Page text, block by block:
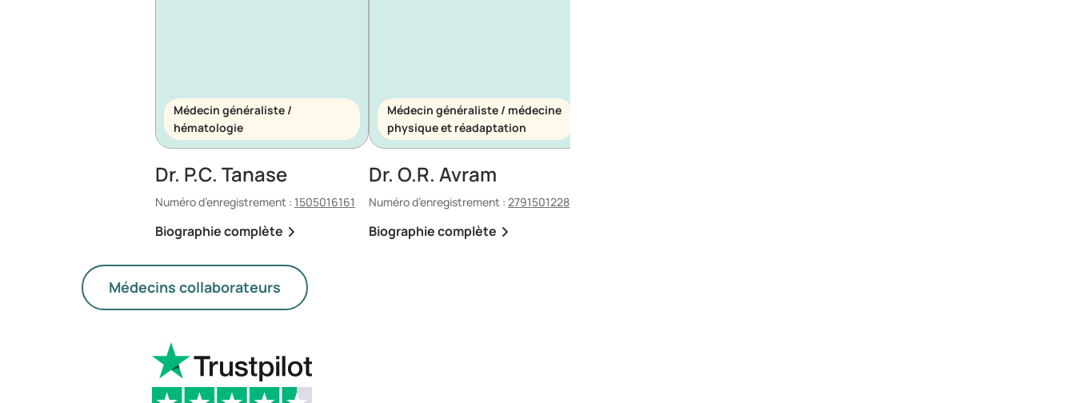
Médecin généraliste /
hématologie
Dr. P.C. Tanase
Numéro d’enregistrement : 1505016161
Biographie complète
Médecin généraliste / médecine
physique et réadaptation
Dr. O.R. Avram
Numéro d’enregistrement : 2791501228
Biographie complète
Médecins collaborateurs